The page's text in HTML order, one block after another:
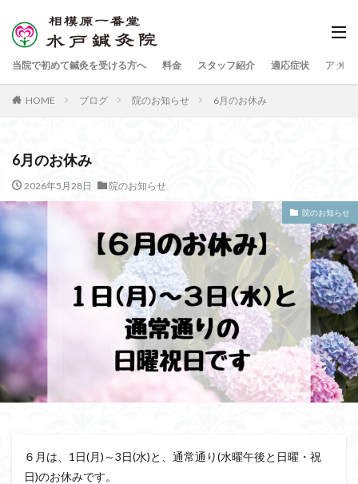
当院で初めて鍼灸を受ける方へ 料金 スタッフ紹介 適応症状 アクセ
HOME ブログ 院のお知らせ 6月のお休み
6月のお休み
2026年5月28日 院のお知らせ
院のお知らせ
６月は、1日(月)～3日(水)と、通常通り(水曜午後と日曜・祝
日)のお休みです。